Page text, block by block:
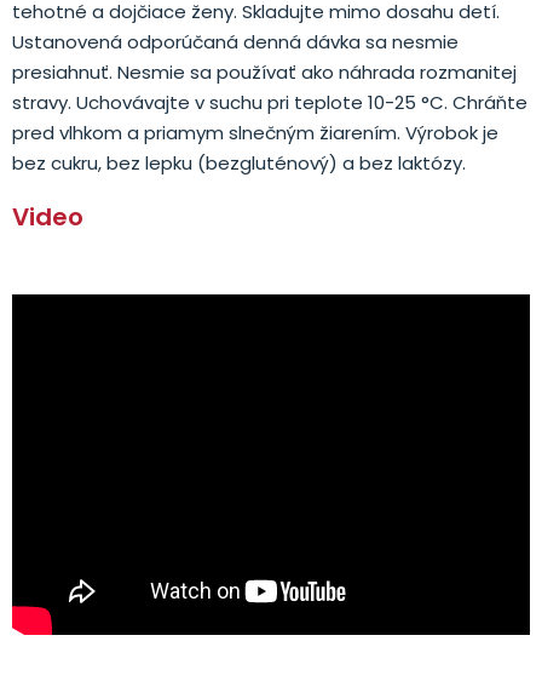
tehotné a dojčiace ženy. Skladujte mimo dosahu detí.
Ustanovená odporúčaná denná dávka sa nesmie
presiahnuť. Nesmie sa používať ako náhrada rozmanitej
stravy. Uchovávajte v suchu pri teplote 10-25 °C. Chráňte
pred vlhkom a priamym slnečným žiarením. Výrobok je
bez cukru, bez lepku (bezgluténový) a bez laktózy.
Video